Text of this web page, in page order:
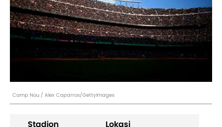
Camp Nou / Alex Caparros/GettyImages
Stadion Lokasi